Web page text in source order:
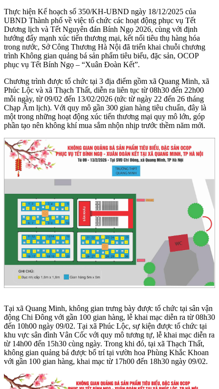
Thực hiện Kế hoạch số 350/KH-UBND ngày 18/12/2025 của
UBND Thành phố về việc tổ chức các hoạt động phục vụ Tết
Dương lịch và Tết Nguyên đán Bính Ngọ 2026, cùng với định
hướng đẩy mạnh xúc tiến thương mại, kết nối tiêu thụ hàng hóa
trong nước, Sở Công Thương Hà Nội đã triển khai chuỗi chương
trình Không gian quảng bá sản phẩm tiêu biểu, đặc sản, OCOP
phục vụ Tết Bính Ngọ – “Xuân Đoàn Kết”.
Chương trình được tổ chức tại 3 địa điểm gồm xã Quang Minh, xã
Phúc Lộc và xã Thạch Thất, diễn ra liên tục từ 08h30 đến 22h00
mỗi ngày, từ 09/02 đến 13/02/2026 (tức từ ngày 22 đến 26 tháng
Chạp Âm lịch). Với quy mô gần 300 gian hàng tiêu chuẩn, đây là
một trong những hoạt động xúc tiến thương mại quy mô lớn, góp
phần tạo nên không khí mua sắm nhộn nhịp trước thềm năm mới.
Tại xã Quang Minh, không gian trưng bày được tổ chức tại sân vận
động Chi Đông với gần 100 gian hàng, lễ khai mạc diễn ra từ 08h30
đến 10h00 ngày 09/02. Tại xã Phúc Lộc, sự kiện được tổ chức tại
khu vực sân đình Vân Cốc với quy mô tương tự, lễ khai mạc diễn ra
từ 14h00 đến 15h30 cùng ngày. Trong khi đó, tại xã Thạch Thất,
không gian quảng bá được bố trí tại vườn hoa Phùng Khắc Khoan
với gần 100 gian hàng, khai mạc từ 17h00 đến 18h30 ngày 09/02.